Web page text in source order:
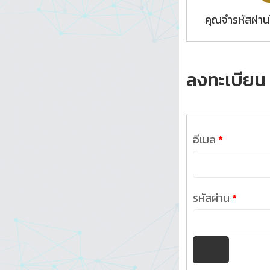
คุณจำรหัสผ่าน
ลงทะเบียน
อีเมล*ต้องการ
รหัสผ่าน*ต้องการ